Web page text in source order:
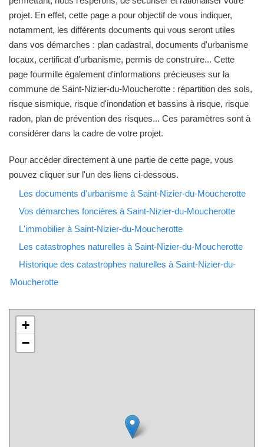
projet. En effet, cette page a pour objectif de vous indiquer,
notamment, les différents documents qui vous seront utiles
dans vos démarches : plan cadastral, documents d'urbanisme
locaux, certificat d'urbanisme, permis de construire... Cette
page fourmille également d'informations précieuses sur la
commune de Saint-Nizier-du-Moucherotte : répartition des sols,
risque sismique, risque d'inondation et bassins à risque, risque
radon, plan de prévention des risques... Ces paramètres sont à
considérer dans la cadre de votre projet.
Pour accéder directement à une partie de cette page, vous
pouvez cliquer sur l'un des liens ci-dessous.
Les documents d'urbanisme à Saint-Nizier-du-Moucherotte
Vos démarches foncières à Saint-Nizier-du-Moucherotte
L'immobilier à Saint-Nizier-du-Moucherotte
Les catastrophes naturelles à Saint-Nizier-du-Moucherotte
Historique des catastrophes naturelles à Saint-Nizier-du-
Moucherotte
+
−